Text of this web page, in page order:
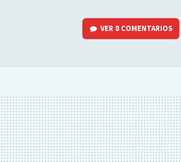
VER 8 COMENTARIOS